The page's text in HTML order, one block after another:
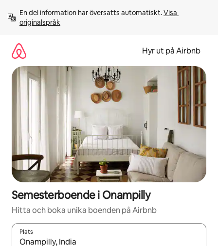
innehåll
En del information har översatts automatiskt. Visa
originalspråk
Hyr ut på Airbnb
Semesterboende i Onampilly
Hitta och boka unika boenden på Airbnb
Plats
När resultaten är tillgängliga kan du navigera med upp- och